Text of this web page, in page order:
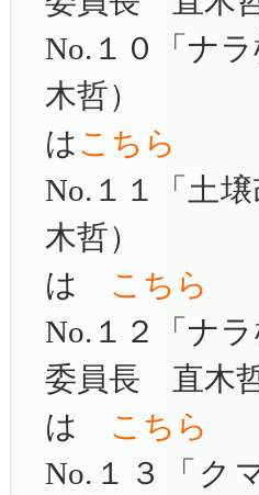
No.１０
「ナ
木哲）
はこちら
No. １１「土
木哲）
は
こちら
No.１２「ナ
委員長 直木哲
は
こちら
No.１３「ク